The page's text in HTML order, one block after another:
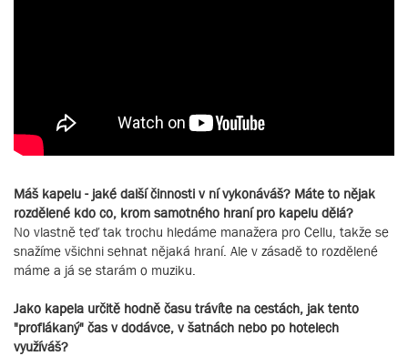
Máš kapelu - jaké další činnosti v ní vykonáváš? Máte to nějak
rozdělené kdo co, krom samotného hraní pro kapelu dělá?
No vlastně teď tak trochu hledáme manažera pro Cellu, takže se
snažíme všichni sehnat nějaká hraní. Ale v zásadě to rozdělené
máme a já se starám o muziku.
Jako kapela určitě hodně času trávíte na cestách, jak tento
"proflákaný" čas v dodávce, v šatnách nebo po hotelech
využíváš?